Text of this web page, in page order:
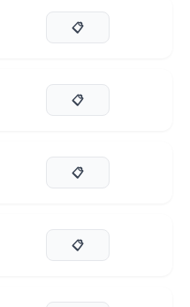
📋
📋
📋
📋